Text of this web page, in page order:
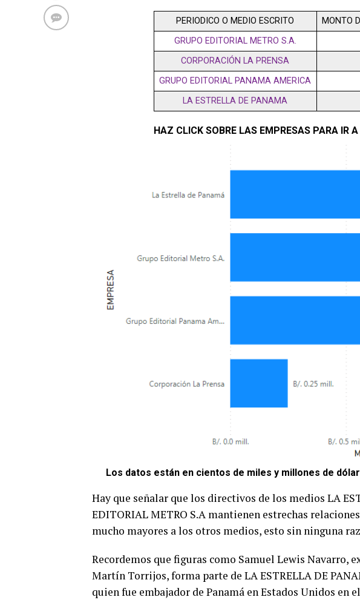
PERIODICO O MEDIO ESCRITO
MONTO
GRUPO EDITORIAL METRO S.A.
CORPORACIÓN LA PRENSA
GRUPO EDITORIAL PANAMA AMERICA
LA ESTRELLA DE PANAMA
HAZ CLICK SOBRE LAS EMPRESAS PARA IR
Los datos están en cientos de miles y millones de
Hay que señalar que los directivos de los medios LA
EDITORIAL METRO S.A mantienen estrechas
mucho mayores a los otros medios, esto sin ninguna
Recordemos que figuras como Samuel Lewis Navarro,
Martín Torrijos, forma parte de LA ESTRELLA DE
quien fue embajador de Panamá en Estados Unidos en